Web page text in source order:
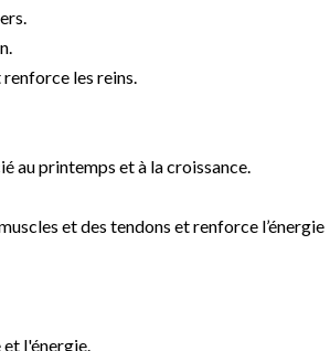
les reins.
au printemps et à la croissance.
et des tendons et renforce l’énergie
l'énergie.